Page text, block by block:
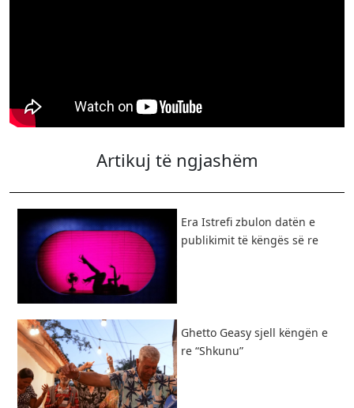
Artikuj të ngjashëm
Era Istrefi zbulon datën e
publikimit të këngës së re
Ghetto Geasy sjell këngën e
re “Shkunu”